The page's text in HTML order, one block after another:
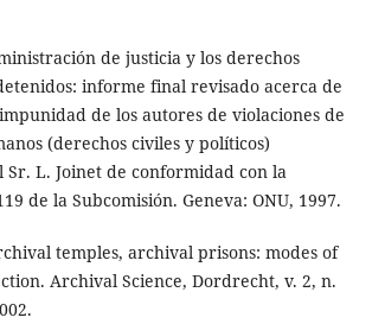
de justicia y los derechos
informe final revisado acerca de
de los autores de violaciones de
(derechos civiles y políticos)
L. Joinet de conformidad con la
de la Subcomisión. Geneva: ONU, 1997.
temples, archival prisons: modes of
Archival Science, Dordrecht, v. 2, n.